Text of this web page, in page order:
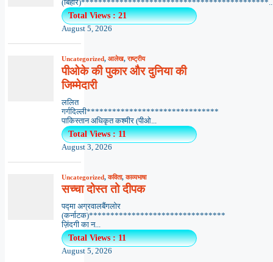
Total Views : 21
August 5, 2026
Uncategorized, आलेख,राष्ट्रीय
पीओके की पुकार और दुनिया की
जिम्मेदारी
ललित
गर्गदिल्ली*******************************
पाकिस्तान अधिकृत कश्मीर (पीओ...
Total Views : 11
August 3, 2026
Uncategorized,कविता,काव्यभाषा
सच्चा दोस्त तो दीपक
पद्मा अग्रवालबैंगलोर
(कर्नाटक)********************************
ज़िंदगी का न...
Total Views : 11
August 5, 2026